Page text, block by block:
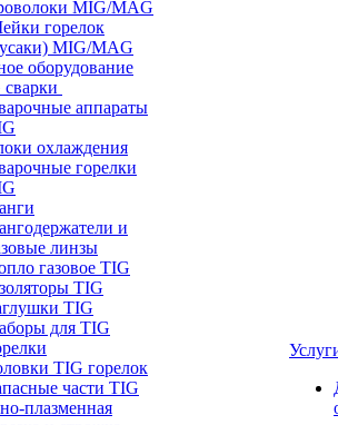
MIG/MAG
горелок
MIG/MAG
оборудование
аппараты
охлаждения
горелки
и
линзы
газовое TIG
TIG
TIG
для TIG
TIG горелок
части TIG
плазменная